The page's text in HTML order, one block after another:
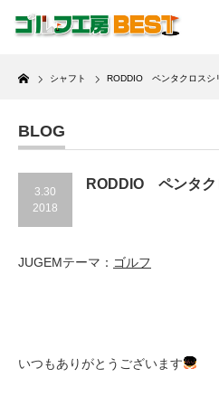
Home
シャフト RODDIO ペンタクロスシ
BLOG
3.30
2018
RODDIO ペンタク
JUGEMテーマ： ゴルフ
いつもありがとうございます